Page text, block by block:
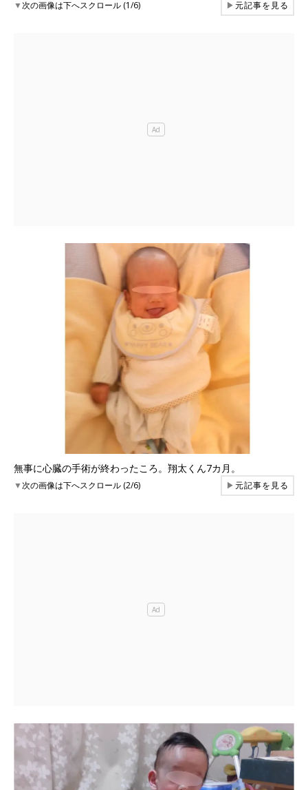
▼次の画像は下へスクロール (1/6) ▶元記事を見る
無事に心臓の手術が終わったころ。翔太くん7カ月。
▼次の画像は下へスクロール (2/6) ▶元記事を見る